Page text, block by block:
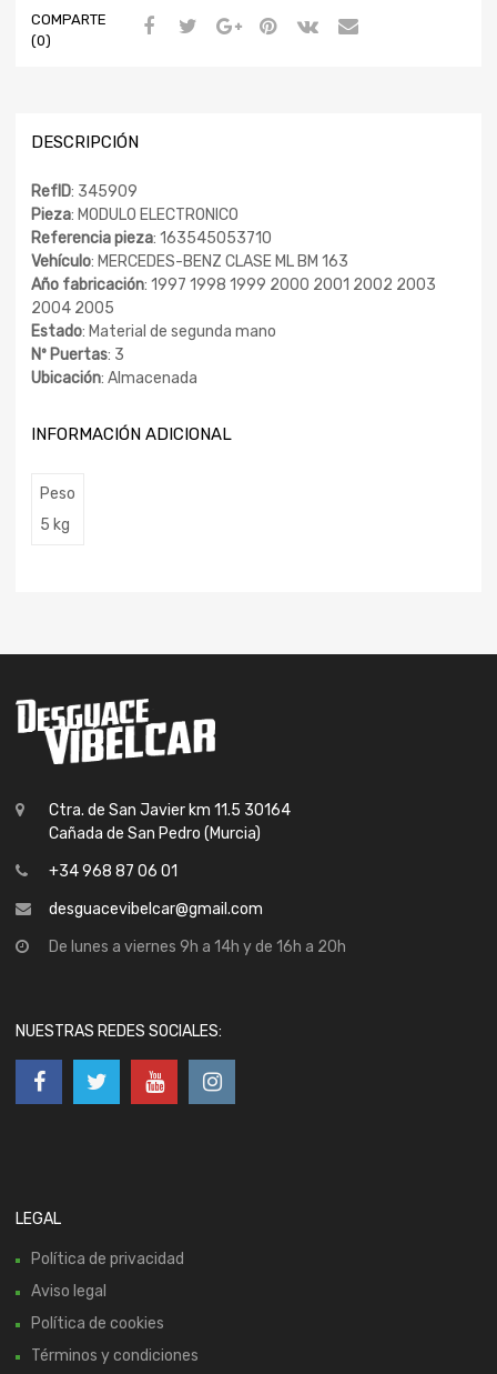
COMPARTE
(0)
DESCRIPCIÓN
RefID: 345909
Pieza: MODULO ELECTRONICO
Referencia pieza: 163545053710
Vehículo: MERCEDES-BENZ CLASE ML BM 163
Año fabricación: 1997 1998 1999 2000 2001 2002 2003
2004 2005
Estado: Material de segunda mano
Nº Puertas: 3
Ubicación: Almacenada
INFORMACIÓN ADICIONAL
Peso
5 kg
Ctra. de San Javier km 11.5 30164
Cañada de San Pedro (Murcia)
+34 968 87 06 01
desguacevibelcar@gmail.com
De lunes a viernes 9h a 14h y de 16h a 20h
NUESTRAS REDES SOCIALES:
LEGAL
Política de privacidad
Aviso legal
Política de cookies
Términos y condiciones